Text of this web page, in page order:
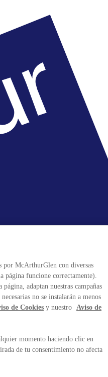
por McArthurGlen con diversas
página funcione correctamente).
adaptan nuestras campañas
no se instalarán a menos
de Cookies y nuestro Aviso de
momento haciendo clic en
de tu consentimiento no afecta